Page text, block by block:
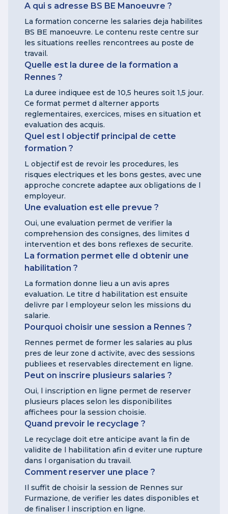
A qui s adresse BS BE Manoeuvre ?
La formation concerne les salaries deja habilites
BS BE manoeuvre. Le contenu reste centre sur
les situations reelles rencontrees au poste de
travail.
Quelle est la duree de la formation a
Rennes ?
La duree indiquee est de 10,5 heures soit 1,5 jour.
Ce format permet d alterner apports
reglementaires, exercices, mises en situation et
evaluation des acquis.
Quel est l objectif principal de cette
formation ?
L objectif est de revoir les procedures, les
risques electriques et les bons gestes, avec une
approche concrete adaptee aux obligations de l
employeur.
Une evaluation est elle prevue ?
Oui, une evaluation permet de verifier la
comprehension des consignes, des limites d
intervention et des bons reflexes de securite.
La formation permet elle d obtenir une
habilitation ?
La formation donne lieu a un avis apres
evaluation. Le titre d habilitation est ensuite
delivre par l employeur selon les missions du
salarie.
Pourquoi choisir une session a Rennes ?
Rennes permet de former les salaries au plus
pres de leur zone d activite, avec des sessions
publiees et reservables directement en ligne.
Peut on inscrire plusieurs salaries ?
Oui, l inscription en ligne permet de reserver
plusieurs places selon les disponibilites
affichees pour la session choisie.
Quand prevoir le recyclage ?
Le recyclage doit etre anticipe avant la fin de
validite de l habilitation afin d eviter une rupture
dans l organisation du travail.
Comment reserver une place ?
Il suffit de choisir la session de Rennes sur
Furmazione, de verifier les dates disponibles et
de finaliser l inscription en ligne.